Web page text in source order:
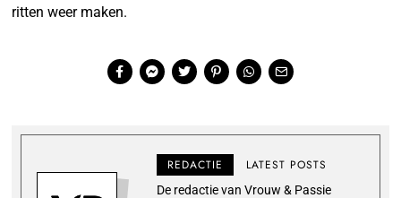
ritten weer maken.
REDACTIE LATEST POSTS
De redactie van Vrouw & Passie